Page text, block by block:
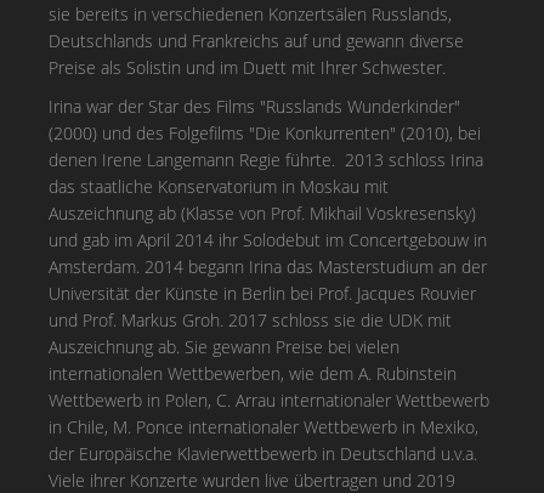
sie bereits in verschiedenen Konzertsälen Russlands,
Deutschlands und Frankreichs auf und gewann diverse
Preise als Solistin und im Duett mit Ihrer Schwester.
Irina war der Star des Films "Russlands Wunderkinder"
(2000) und des Folgefilms "Die Konkurrenten" (2010), bei
denen Irene Langemann Regie führte. 2013 schloss Irina
das staatliche Konservatorium in Moskau mit
Auszeichnung ab (Klasse von Prof. Mikhail Voskresensky)
und gab im April 2014 ihr Solodebut im Concertgebouw in
Amsterdam. 2014 begann Irina das Masterstudium an der
Universität der Künste in Berlin bei Prof. Jacques Rouvier
und Prof. Markus Groh. 2017 schloss sie die UDK mit
Auszeichnung ab. Sie gewann Preise bei vielen
internationalen Wettbewerben, wie dem A. Rubinstein
Wettbewerb in Polen, C. Arrau internationaler Wettbewerb
in Chile, M. Ponce internationaler Wettbewerb in Mexiko,
der Europäische Klavierwettbewerb in Deutschland u.v.a.
Viele ihrer Konzerte wurden live übertragen und 2019